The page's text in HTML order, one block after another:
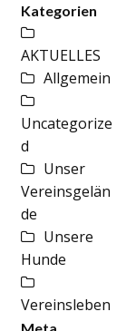
Kategorien
AKTUELLES
Allgemein
Uncategorize
d
Unser
Vereinsgelän
de
Unsere
Hunde
Vereinsleben
Meta